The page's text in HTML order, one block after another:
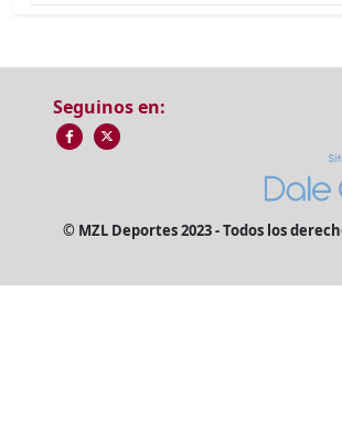
Seguinos en:
© MZL Deportes 2023 - Todos los